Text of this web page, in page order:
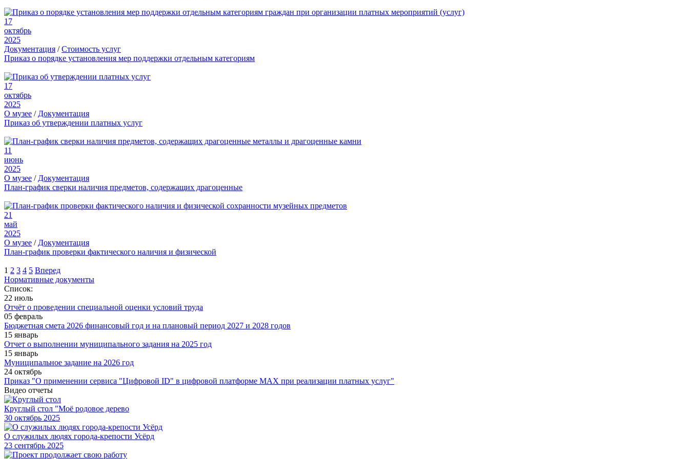
17
октябрь
2025
Документация /Стоимость услуг
Приказ о порядке установления мер поддержки отдельным категориям
17
октябрь
2025
О музее / Документация
Приказ об утверждении платных услуг
11
июнь
2025
О музее / Документация
План-график сверки наличия предметов, содержащих драгоценные
21
май
2025
О музее / Документация
План-график проверки фактического наличия и физической
1 2 3 4 5 Вперед
Нормативные документы
Список:
22 июль
Отчёт о проведении специальной оценки условий труда
05 февраль
Бюджетная смета 2026 финансовый год и на плановый период 2027 и 2028 годов
15 январь
Отчет о выполнении муниципального задания на 2025 год
15 январь
Муниципальное задание на 2026 год
24 октябрь
Приказ "О применении сервиса "Цифровой ID" в цифровой платформе МАХ при реализации платных услуг"
Видео отчеты
Круглый стол "Моё родовое дерево
30 октябрь 2025
О служилых людях города-крепости Усёрд
23 сентябрь 2025